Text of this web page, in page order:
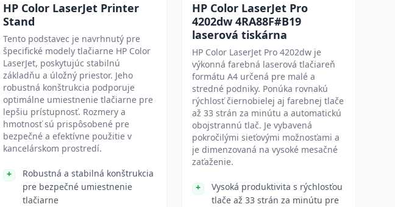
HP Color LaserJet Printer
Stand
Tento podstavec je navrhnutý pre
špecifické modely tlačiarne HP Color
LaserJet, poskytujúc stabilnú
základňu a úložný priestor. Jeho
robustná konštrukcia podporuje
optimálne umiestnenie tlačiarne pre
lepšiu prístupnosť. Rozmery a
hmotnosť sú prispôsobené pre
bezpečné a efektívne použitie v
kancelárskom prostredí.
Robustná a stabilná konštrukcia
pre bezpečné umiestnenie
tlačiarne
HP Color LaserJet Pro
4202dw 4RA88F#B19
laserová tiskárna
HP Color LaserJet Pro 4202dw je
výkonná farebná laserová tlačiareň
formátu A4 určená pre malé a
stredné podniky. Ponúka rovnakú
rýchlosť čiernobielej aj farebnej tlače
až 33 strán za minútu a automatickú
obojstrannú tlač. Je vybavená
pokročilými sieťovými možnosťami a
je dimenzovaná na vysoké mesačné
zaťaženie.
Vysoká produktivita s rýchlosťou
tlače až 33 strán za minútu pre